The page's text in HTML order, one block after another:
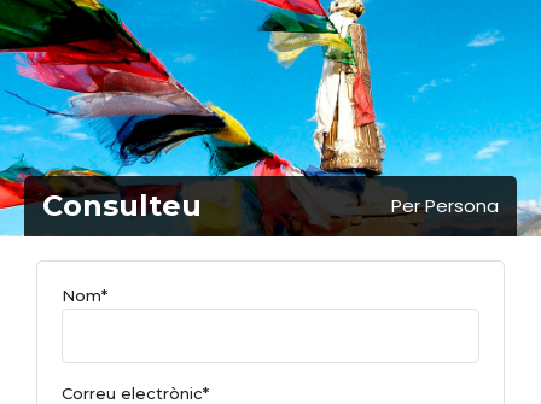
Consulteu Per Persona
Nom*
Correu electrònic*